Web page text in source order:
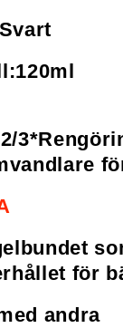
för
andra